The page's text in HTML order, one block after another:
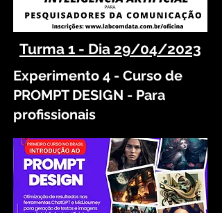
Turma 1 - Dia 29/04/2023
Experimento 4 - Curso de
PROMPT DESIGN - Para
profissionais